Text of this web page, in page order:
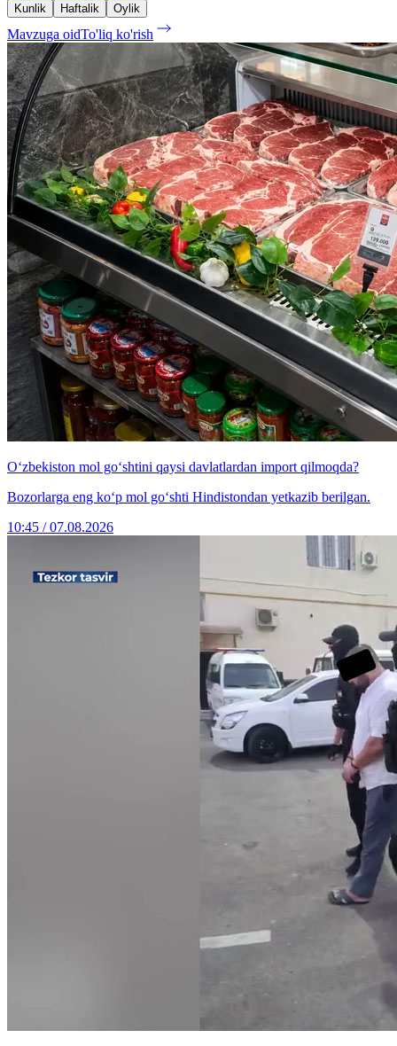
Kunlik Haftalik Oylik
Mavzuga oidTo'liq ko'rish
O‘zbekiston mol go‘shtini qaysi davlatlardan import qilmoqda?
Bozorlarga eng ko‘p mol go‘shti Hindistondan yetkazib berilgan.
10:45 / 07.08.2026